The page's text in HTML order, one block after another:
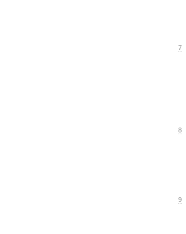
7
8
9